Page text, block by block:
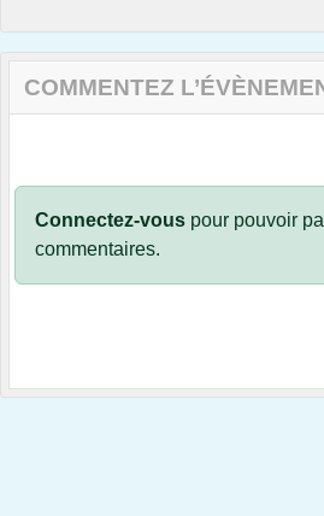
COMMENTEZ
Connectez-vous pour pouvoir
commentaires.